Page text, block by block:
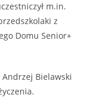
m.in.
z
Domu Senior+
Andrzej Bielawski